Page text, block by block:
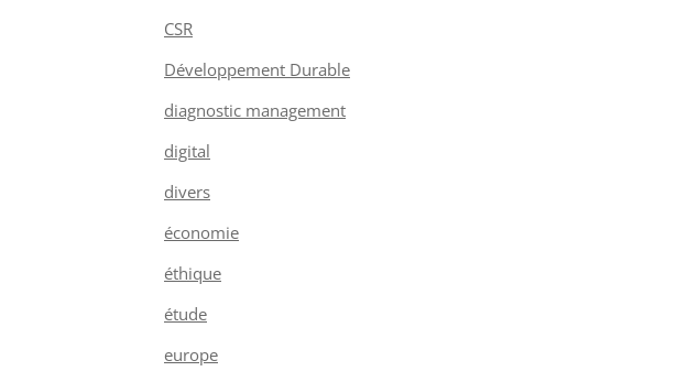
CSR
Développement Durable
diagnostic management
digital
divers
économie
éthique
étude
europe